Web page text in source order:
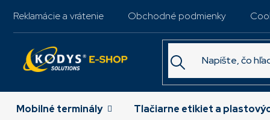
Reklamácie a vrátenie Obchodné podmienky
Mobilné terminály Tlačiarne etikiet a